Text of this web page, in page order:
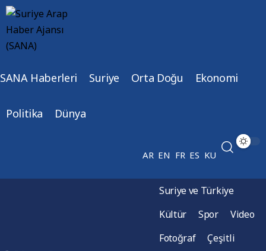
SANA Haberleri Suriye Orta Doğu Ekonomi
Politika Dünya
AR EN FR ES KU
Suriye ve Türkiye
Kültür
Spor
Video
Fotoğraf
Çeşitli